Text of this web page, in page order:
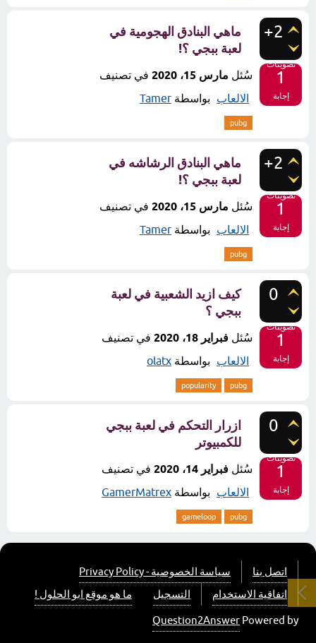
+2
تصويتات
1
إجابة
ماهي البنادق الهجومية في
لعبة ببجي ؟!
سُئل مارس 15، 2020
في تصنيف
الالعاب
بواسطة Tamer
pubg
+2
تصويتات
1
إجابة
ماهي البنادق الرشاشه في
لعبة ببجي ؟!
سُئل مارس 15، 2020
في تصنيف
الالعاب
بواسطة Tamer
pubg
0
تصويتات
1
إجابة
كيف ازيد الشعبية في لعبة
ببجي ؟
سُئل فبراير 18، 2020
في تصنيف
الالعاب
بواسطة olatx
pubg
popularity
0
تصويتات
1
إجابة
ازرار التحكم في لعبة ببجي
للكمبيوتر
سُئل فبراير 14، 2020
في تصنيف
الالعاب
بواسطة GamerMatrex
pubg
gameloop
اتصل بنا
سياسة الخصوصية - Privacy Policy
اتفاقية الاستخدام
التسجيل ما هو موقع ابو الحلول !
Powered by
Question2Answer